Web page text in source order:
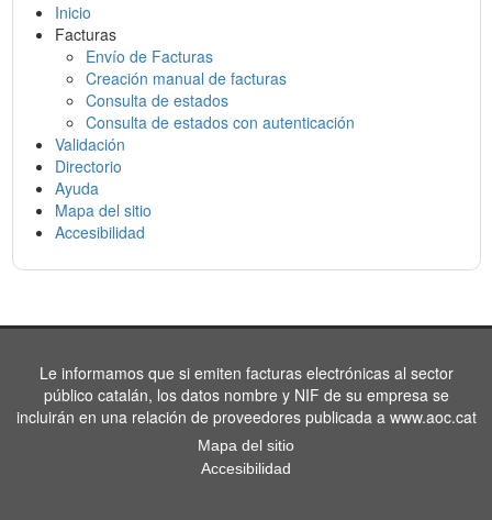
Inicio
Facturas
Envío de Facturas
Creación manual de facturas
Consulta de estados
Consulta de estados con autenticación
Validación
Directorio
Ayuda
Mapa del sitio
Accesibilidad
Le informamos que si emiten facturas electrónicas al sector
público catalán, los datos nombre y NIF de su empresa se
incluirán en una relación de proveedores publicada a www.aoc.cat
Mapa del sitio
Accesibilidad